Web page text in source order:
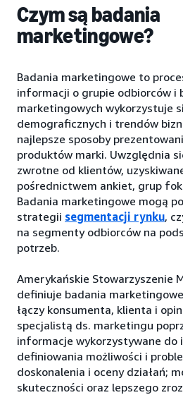
Czym są badania
marketingowe?
Badania marketingowe to
informacji o grupie odbiorców i
marketingowych wykorzystuje
demograficznych i trendów
najlepsze sposoby
produktów marki. Uwzględnia
zwrotne od klientów,
pośrednictwem ankiet, grup
Badania marketingowe mogą
strategii segmentacji rynku,
na segmenty odbiorców na
potrzeb.
Amerykańskie Stowarzyszenie
definiuje badania
łączy konsumenta, klienta i
specjalistą ds. marketingu
informacje wykorzystywane do
definiowania możliwości i
doskonalenia i oceny działań;
skuteczności oraz lepszego